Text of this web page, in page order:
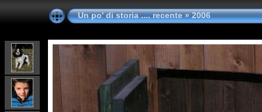
Un po' di storia .... recente»2006